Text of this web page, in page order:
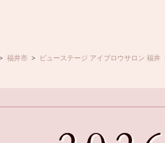
福井市 ビューステージ アイブロウサロン 福井